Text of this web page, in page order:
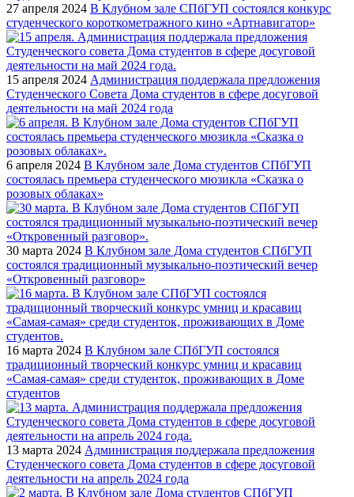
27 апреля 2024 В Клубном зале СПбГУП состоялся конкурс
студенческого короткометражного кино «Артнавигатор»
15 апреля 2024 Администрация поддержала предложения
Студенческого Совета Дома студентов в сфере досуговой
деятельности на май 2024 года
6 апреля 2024 В Клубном зале Дома студентов СПбГУП
состоялась премьера студенческого мюзикла «Сказка о
розовых облаках»
30 марта 2024 В Клубном зале Дома студентов СПбГУП
состоялся традиционный музыкально-поэтический вечер
«Откровенный разговор»
16 марта 2024 В Клубном зале СПбГУП состоялся
традиционный творческий конкурс умниц и красавиц
«Самая-самая» среди студенток, проживающих в Доме
студентов
13 марта 2024 Администрация поддержала предложения
Студенческого совета Дома студентов в сфере досуговой
деятельности на апрель 2024 года